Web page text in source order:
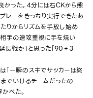
った。4分には右CKから熊
レーをきっちり実行できたあ
りからリズムを手放し始め
手の速攻重視に手を焼い
長戦か」と思った「90＋3
「一瞬のスキでサッカーは終
までいけるチームだったの
べた。